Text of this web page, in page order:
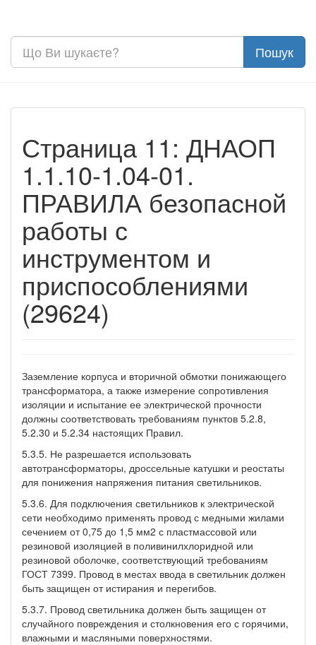
Страница 11: ДНАОП
1.1.10-1.04-01.
ПРАВИЛА безопасной
работы с
инструментом и
приспособлениями
(29624)
Заземление корпуса и вторичной обмотки понижающего
трансформатора, а также измерение сопротивления
изоляции и испытание ее электрической прочности
должны соответствовать требованиям пунктов 5.2.8,
5.2.30 и 5.2.34 настоящих Правил.
5.3.5. Не разрешается использовать
автотрансформаторы, дроссельные катушки и реостаты
для понижения напряжения питания светильников.
5.3.6. Для подключения светильников к электрической
сети необходимо применять провод с медными жилами
сечением от 0,75 до 1,5 мм2 с пластмассовой или
резиновой изоляцией в поливинилхлоридной или
резиновой оболочке, соответствующий требованиям
ГОСТ 7399. Провод в местах ввода в светильник должен
быть защищен от истирания и перегибов.
5.3.7. Провод светильника должен быть защищен от
случайного повреждения и столкновения его с горячими,
влажными и масляными поверхностями.